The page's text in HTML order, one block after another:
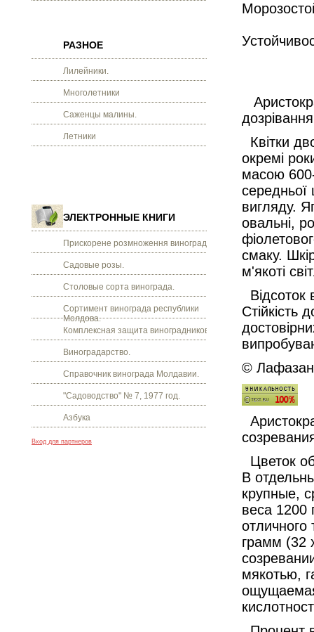
РАЗНОЕ
Лилейники.
Многолетники
Саженцы малины.
Летники
ЭЛЕКТРОННЫЕ КНИГИ
Прискорене розмноження винограду.
Садовые розы.
Столовые сорта винограда.
Сортимент винограда республики
Молдова.
Комплексная защита виноградников.
Виноградарство.
Справочник винограда Молдавии.
"Садоводство" № 7, 1977 год.
Азбука
Вход для партнеров
Квітки
окремі
масою
середньої
вигляду.
овальні,
смаку.
м'якоті
Відсоток
Стійкість
©
Цветок
В
крупные,
веса 1200
грамм (32
мякотью,